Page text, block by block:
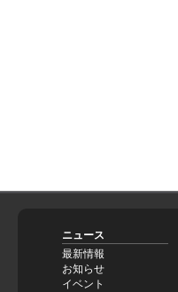
ニュース
最新情報
お知らせ
イベント